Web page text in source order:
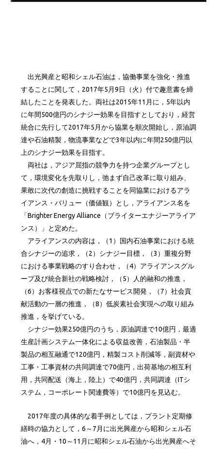
出光興産と昭和シェル石油は，協働事業を強化・推進
することに関して，2017年5月9日（火）付で趣意書を締
結したことを発表した。両社は2015年11月に，5年以内
に年間500億円のシナジー効果を目指すとしており，経営
統合に先行して2017年5月から協業を順次開始し，原油調
達や石油精製，物流事業などで3年以内に年間250億円以
上のシナジー効果を目指す。
両社は，アジア屈指の競争力を持つ企業グループとし
て，環境変化を先取りし，弛まず自己改革に取り組み、
果敢に次代の創造に挑戦することを同協業におけるアラ
イアンス・バリュー（価値観）とし，アライアンス名を
「Brighter Energy Alliance（ブライターエナジーアライア
ンス）」と定めた。
アライアンスの内容は，（1）国内石油事業における統
合シナジーの追求，（2）シナジー目標，（3）重複分野
における事業戦略のすり合わせ，（4）アライアンスグル
ープ及び統合新社の戦略検討，（5）人的融和の推進，
（6）お客様視点での新たなサービス開発，（7）社会貢
献活動の一層の推進，（8）低炭素社会実現への取り組み
推進，を挙げている。
シナジー効果250億円のうち，原油調達で10億円，最適
生産計画システム一体化による収益改善，石油製品・半
製品の相互融通で120億円，精製コスト削減等，副資材や
工事・工事資材の共同調達で70億円，出荷基地の相互利
用，共同配送（海上，陸上）で40億円，共同調達（ITシ
ステム，コーポレート関連費等）で10億円を見込む。
2017年度の具体的な着手例としては，プラント定期修
繕時の協力として，6～7月に出光興産から昭和シェル石
油へ，4月・10～11月に昭和シェル石油から出光興産へそ